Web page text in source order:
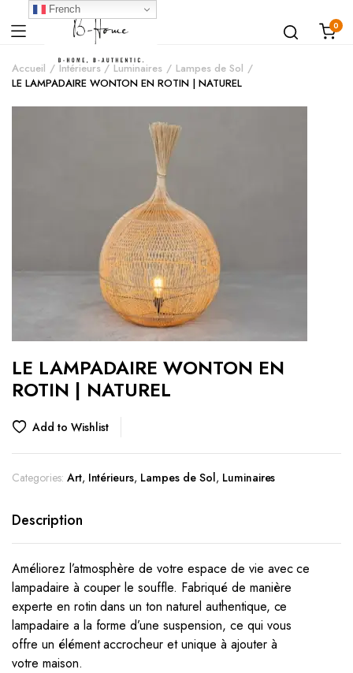
0
Accueil Intérieurs Luminaires
Lampes de Sol
LE LAMPADAIRE WONTON EN ROTIN | NATUREL
LE LAMPADAIRE WONTON EN
ROTIN | NATUREL
Add to Wishlist
Categories: Art, Intérieurs, Lampes de Sol, Luminaires
Description
Améliorez l’atmosphère de votre espace de vie avec ce
lampadaire à couper le souffle. Fabriqué de manière
experte en rotin dans un ton naturel authentique, ce
lampadaire a la forme d’une suspension, ce qui vous
offre un élément accrocheur et unique à ajouter à
votre maison.
French